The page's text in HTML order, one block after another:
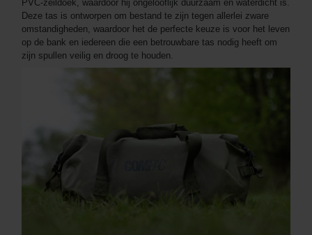
PVC-zeildoek, waardoor hij ongelooflijk duurzaam en waterdicht is.
Deze tas is ontworpen om bestand te zijn tegen allerlei zware
omstandigheden, waardoor het de perfecte keuze is voor het leven
op de bank en iedereen die een betrouwbare tas nodig heeft om
zijn spullen veilig en droog te houden.